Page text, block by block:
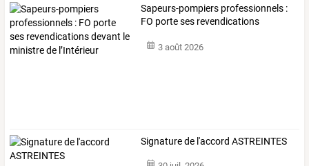
Sapeurs-pompiers professionnels :
FO porteses revendications
3 août 2026
Signature de l'accord ASTREINTES